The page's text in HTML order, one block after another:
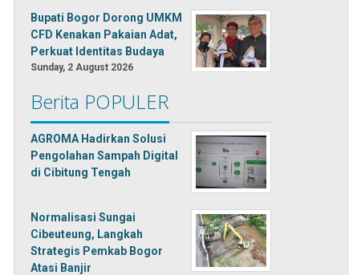
Bupati Bogor Dorong UMKM
CFD Kenakan Pakaian Adat,
Perkuat Identitas Budaya
Sunday, 2 August 2026
Berita POPULER
AGROMA Hadirkan Solusi
Pengolahan Sampah Digital
di Cibitung Tengah
Normalisasi Sungai
Cibeuteung, Langkah
Strategis Pemkab Bogor
Atasi Banjir